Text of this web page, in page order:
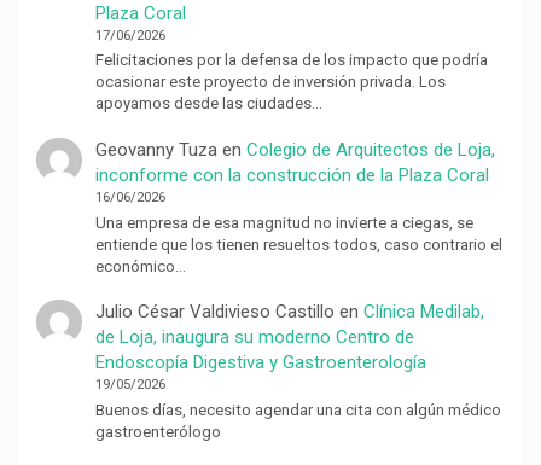
Plaza Coral
17/06/2026
Felicitaciones por la defensa de los impacto que podría
ocasionar este proyecto de inversión privada. Los
apoyamos desde las ciudades…
Geovanny Tuzaen Colegio de Arquitectos de Loja,
inconforme con la construcción de la Plaza Coral
16/06/2026
Una empresa de esa magnitud no invierte a ciegas, se
entiende que los tienen resueltos todos, caso contrario el
económico…
Julio César Valdivieso Castillo en Clínica Medilab,
de Loja, inaugura su moderno Centro de
Endoscopía Digestiva y Gastroenterología
19/05/2026
Buenos días, necesito agendar una cita con algún médico
gastroenterólogo